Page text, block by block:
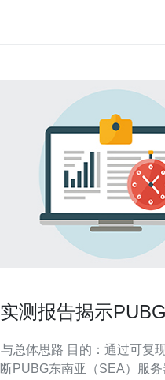
测报告揭示
总体思路 目的：通过可复
PUBG东南亚（SEA）服